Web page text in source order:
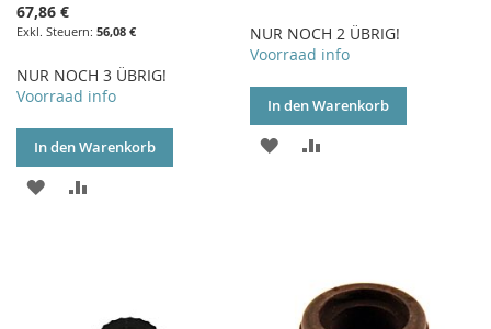
67,86 €
56,08 €
NUR NOCH 3 ÜBRIG!
Voorraad info
In den Warenkorb
ZUR
NUR NOCH 2 ÜBRIG!
Voorraad info
In den Warenkorb
ZUR